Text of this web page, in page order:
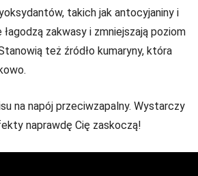
takich jak antocyjaniny i
zakwasy i zmniejszają poziom
też źródło kumaryny, która
na napój przeciwzapalny. Wystarczy
naprawdę Cię zaskoczą!